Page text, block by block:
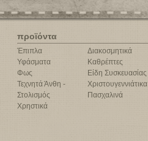
προϊόντα
Έπιπλα
Υφάσματα
Φως
Τεχνητά Άνθη -
Στολισμός
Χρηστικά
Διακοσμητικά
Καθρέπτες
Είδη Συσκευασίας
Χριστουγεννιάτικα
Πασχαλινά